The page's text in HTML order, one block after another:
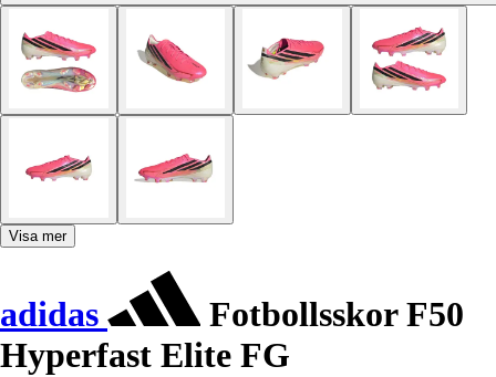
Visa mer
adidas
Fotbollsskor F50
Hyperfast Elite FG